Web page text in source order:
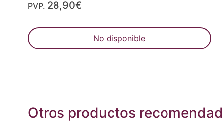
PVP. 28,90€
No disponible
Otros productos